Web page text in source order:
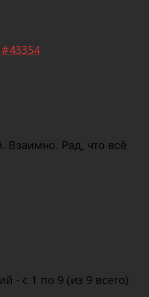
#43354
Взаимно. Рад, что всё
- с 1 по 9 (из 9 всего)